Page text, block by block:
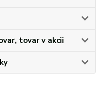
tovar v akcii